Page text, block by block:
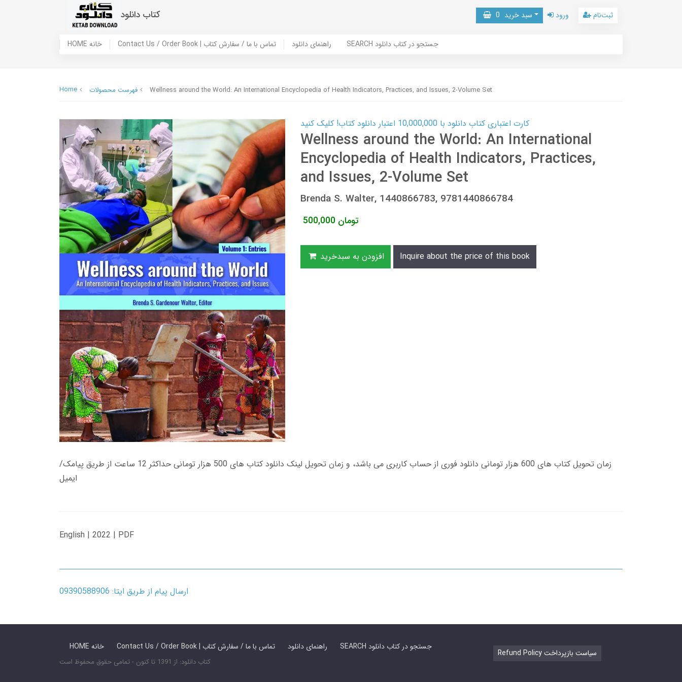
کتاب دانلود سبد خرید 0 ورود ثبت‌نام
HOME خانه Contact Us / Order Book | تماس با ما / سفارش کتاب راهنمای دانلود SEARCH جستجو در کتاب دانلود
Home فهرست محصولات Wellness around the World: An International Encyclopedia of Health Indicators, Practices, and Issues, 2-Volume Set
کارت اعتباری کتاب دانلود با 10,000,000 اعتبار دانلود کتاب! کلیک کنید
Wellness around the World: An International
Encyclopedia of Health Indicators, Practices,
and Issues, 2-Volume Set
Brenda S. Walter, 1440866783, 9781440866784
500,000 تومان
افزودن به سبدخرید Inquire about the price of this book
زمان تحویل کتاب های 600 هزار تومانی دانلود فوری از حساب کاربری می باشد، و زمان تحویل لینک دانلود کتاب های 500 هزار تومانی حداکثر 12 ساعت از طریق پیامک/
ایمیل
English | 2022 | PDF
ارسال پیام از طریق ایتا: 09390588906
HOME خانه Contact Us / Order Book | تماس با ما / سفارش کتاب راهنمای دانلود SEARCH جستجو در کتاب دانلود
کتاب دانلود: از 1391 تا کنون - تمامی حقوق محفوظ است
Refund Policy سیاست بازپرداخت